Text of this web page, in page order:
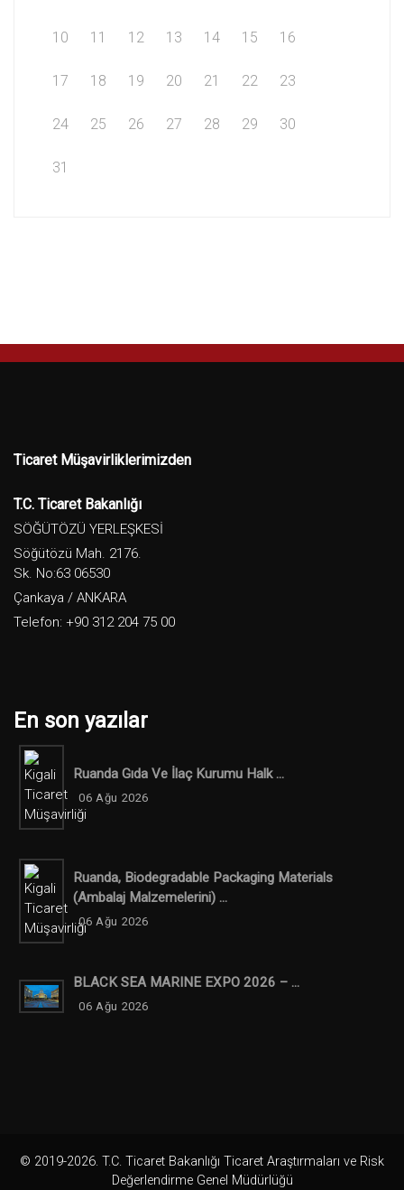
10 11 12 13 14 15 16
17 18 19 20 21 22 23
24 25 26 27 28 29 30
31
Ticaret Müşavirliklerimizden
T.C. Ticaret Bakanlığı
SÖĞÜTÖZÜ YERLEŞKESİ
Söğütözü Mah. 2176.
Sk. No:63 06530
Çankaya / ANKARA
Telefon: +90 312 204 75 00
En son yazılar
Ruanda Gıda Ve İlaç Kurumu Halk ...
06 Ağu 2026
Ruanda, Biodegradable Packaging Materials
(ambalaj Malzemelerini) ...
06 Ağu 2026
BLACK SEA MARINE EXPO 2026 – ...
06 Ağu 2026
© 2019-2026. T.C. Ticaret Bakanlığı Ticaret Araştırmaları ve Risk
Değerlendirme Genel Müdürlüğü